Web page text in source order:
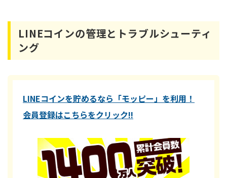
LINEコインの管理とトラブルシューティ
ング
LINEコインを貯めるなら「モッピー」を利用！
会員登録はこちらをクリック!!